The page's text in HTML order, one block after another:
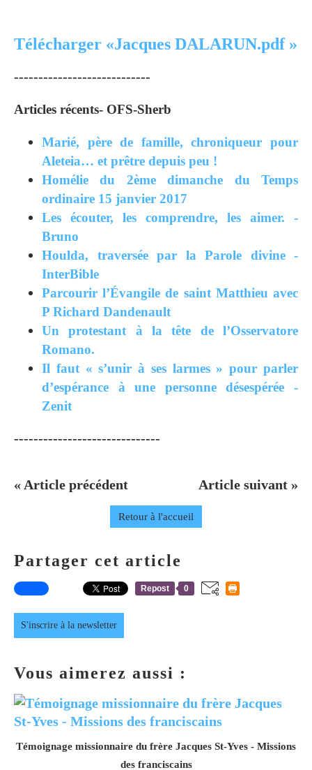
Télécharger «Jacques DALARUN.pdf »
----------------------------
Articles récents- OFS-Sherb
Marié, père de famille, chroniqueur pour
Aleteia… et prêtre depuis peu !
Homélie du 2ème dimanche du Temps
ordinaire 15 janvier 2017
Les écouter, les comprendre, les aimer. -
Bruno
Houlda, traversée par la Parole divine -
InterBible
Parcourir l’Évangile de saint Matthieu avec
P Richard Dandenault
Un protestant à la tête de l’Osservatore
Romano.
Il faut « s’unir à ses larmes » pour parler
d’espérance à une personne désespérée -
Zenit
------------------------------
« Article précédent Article suivant »
Retour à l'accueil
Partager cet article
Repost 0
S'inscrire à la newsletter
Vous aimerez aussi :
Témoignage missionnaire du frère Jacques St-Yves - Missions
des franciscains